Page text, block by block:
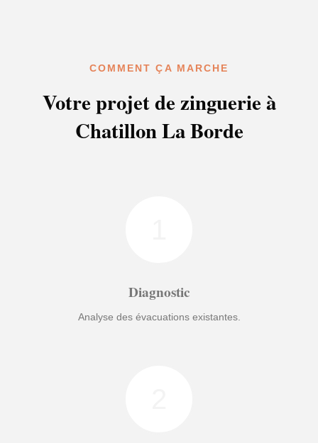
COMMENT ÇA MARCHE
Votre projet de zinguerie à
Chatillon La Borde
Diagnostic
Analyse des évacuations existantes.